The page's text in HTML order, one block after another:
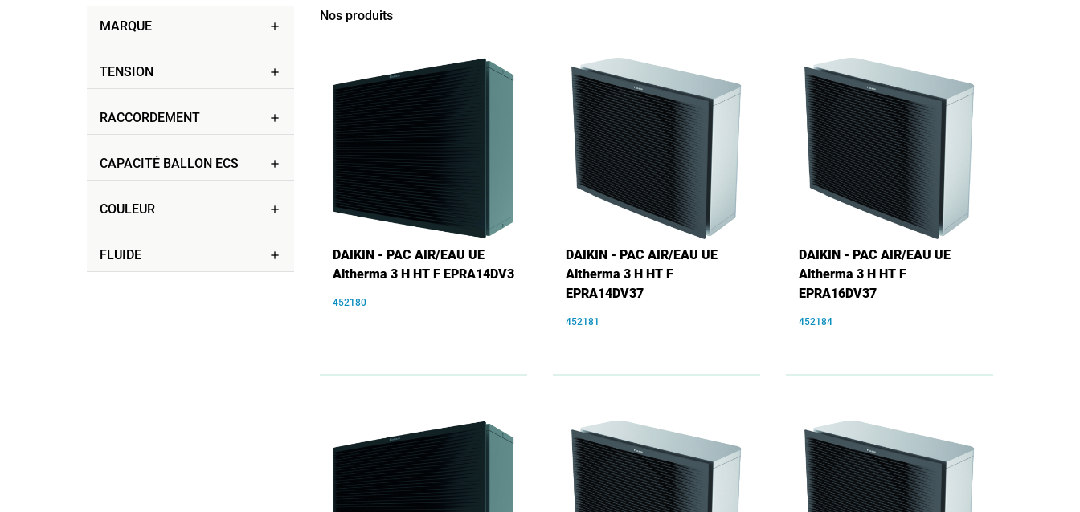
MARQUE add
TENSION add
RACCORDEMENT add
CAPACITÉ BALLON ECS add
COULEUR add
FLUIDE add
Nos produits
DAIKIN - PAC AIR/EAU UE
Altherma 3 H HT F EPRA14DV3
452180
DAIKIN - PAC AIR/EAU UE
Altherma 3 H HT F
EPRA14DV37
452181
DAIKIN - PAC AIR/EAU UE
Altherma 3 H HT F
EPRA16DV37
452184